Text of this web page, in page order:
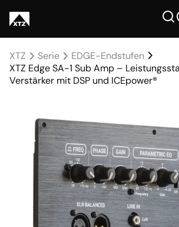
XTZ Serie
EDGE-Endstufen
XTZ Edge SA-1 Sub Amp –
Verstärker mit DSP und ICEpower®